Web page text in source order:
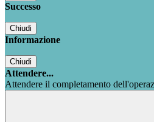
Successo
Chiudi
Informazione
Chiudi
Attendere...
Attendere il completamento